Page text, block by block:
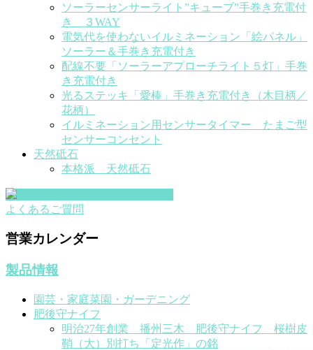
ソーラーセンサーライト”キューブ”手巻き充電付
き ３WAY
電気代を使わないイルミネーション「絵パネル」
ソーラー＆手巻き充電付き
配線不要「ソーラーアプローチライト５灯」手巻
き充電付き
光るステッキ「愛棒」手巻き充電付き（木目柄／
花柄）
イルミネーション用センサータイマー たまご型
センサーコンセント
天然砥石
本格派 天然砥石
よくあるご質問
営業カレンダー
製品情報
園芸・家庭菜園・ガーデニング
肥後守ナイフ
明治27年創業 播州三木 肥後守ナイフ 桜樹皮
鞘（大）別打ち「定光作」の銘